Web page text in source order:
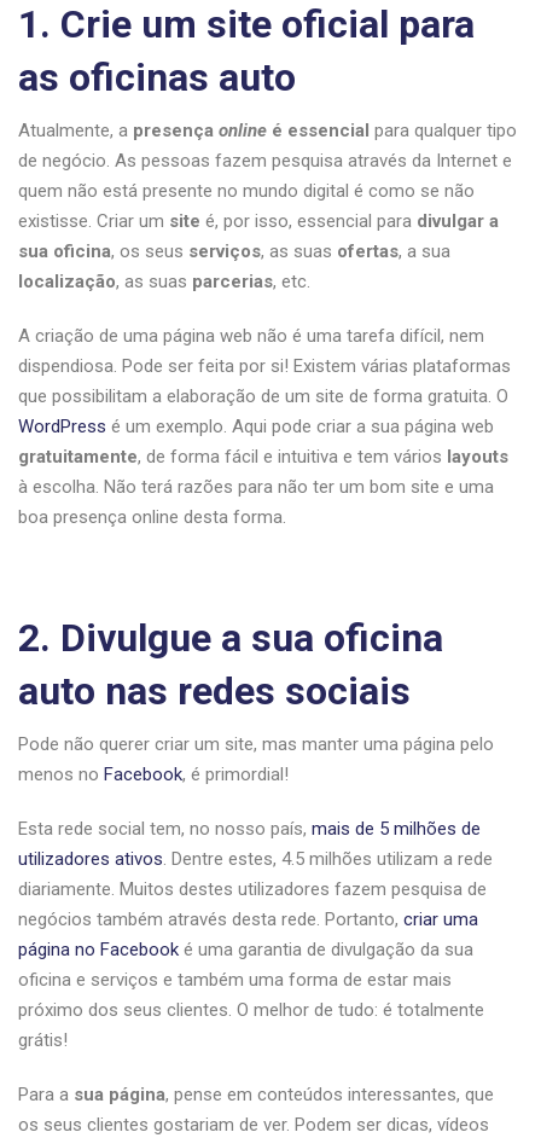
1. Crie um site oficial para
as oficinas auto
Atualmente, a presença online é essencial para qualquer tipo
de negócio. As pessoas fazem pesquisa através da Internet e
quem não está presente no mundo digital é como se não
existisse. Criar um site é, por isso, essencial para divulgar a
sua oficina, os seus serviços, as suas ofertas, a sua
localização, as suas parcerias, etc.
A criação de uma página web não é uma tarefa difícil, nem
dispendiosa. Pode ser feita por si! Existem várias plataformas
que possibilitam a elaboração de um site de forma gratuita. O
WordPress é um exemplo. Aqui pode criar a sua página web
gratuitamente, de forma fácil e intuitiva e tem vários layouts
à escolha. Não terá razões para não ter um bom site e uma
boa presença online desta forma.
2. Divulgue a sua oficina
auto nas redes sociais
Pode não querer criar um site, mas manter uma página pelo
menos no Facebook, é primordial!
Esta rede social tem, no nosso país, mais de 5 milhões de
utilizadores ativos. Dentre estes, 4.5 milhões utilizam a rede
diariamente. Muitos destes utilizadores fazem pesquisa de
negócios também através desta rede. Portanto, criar uma
página no Facebook é uma garantia de divulgação da sua
oficina e serviços e também uma forma de estar mais
próximo dos seus clientes. O melhor de tudo: é totalmente
grátis!
Para a sua página, pense em conteúdos interessantes, que
os seus clientes gostariam de ver. Podem ser dicas, vídeos